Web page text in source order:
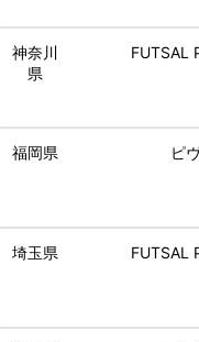
神奈川
県
FUTSAL
福岡県 ピ
埼玉県 FUTSAL